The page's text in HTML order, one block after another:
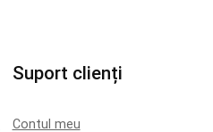
Suport clienți
Contul meu